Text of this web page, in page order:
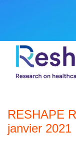
RESHAPE
janvier 2021